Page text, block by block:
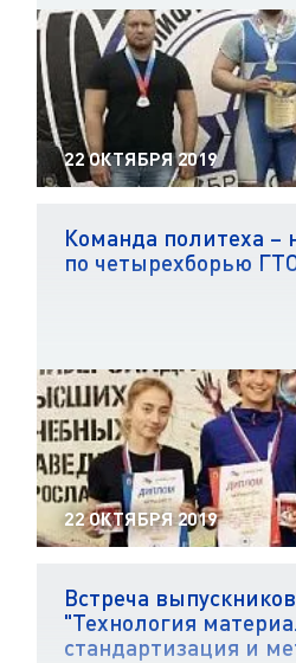
22 ОКТЯБРЯ 2019
Команда политеха –
по четырехборью
22 ОКТЯБРЯ 2019
Встреча
"Технология
стандартизация и